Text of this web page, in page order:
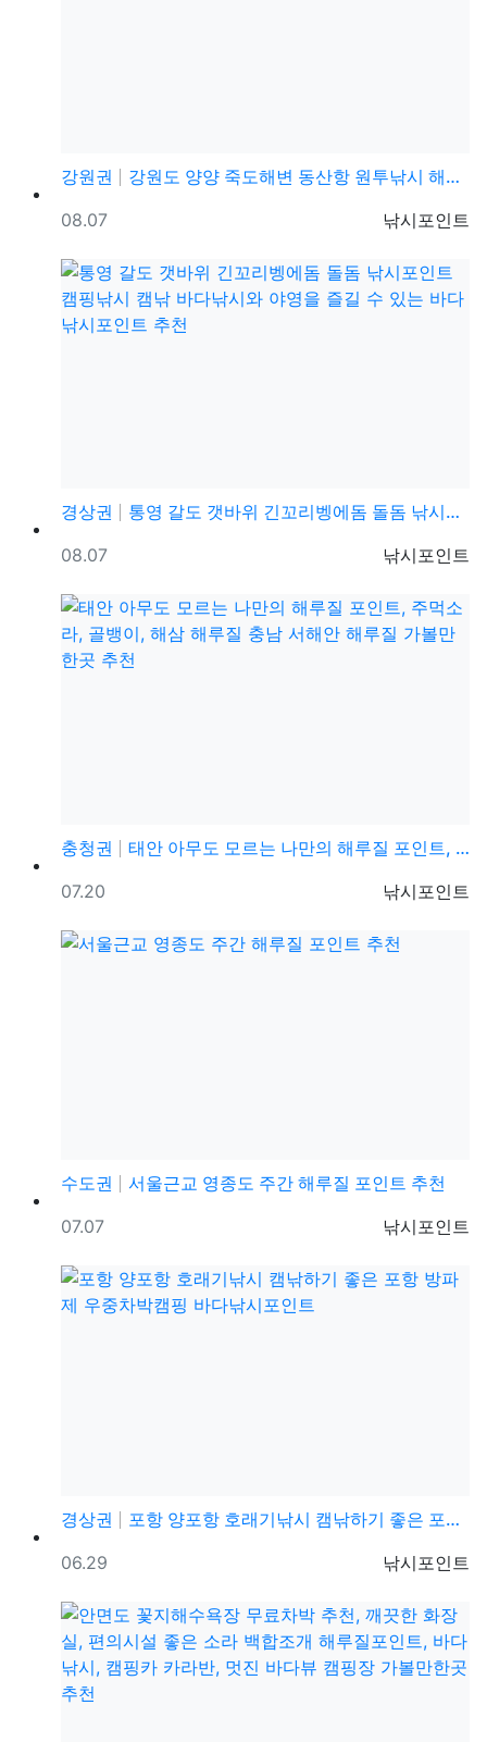
강원권
강원도 양양 죽도해변 동산항 원투낚시 해루질 차박캠핑 …
등록자
낚시포인트
등록일
08.07
경상권
통영 갈도 갯바위 긴꼬리벵에돔 돌돔 낚시포인트 캠핑낚시…
등록자
낚시포인트
등록일
08.07
충청권
태안 아무도 모르는 나만의 해루질 포인트, 주먹소라, …
등록자
낚시포인트
등록일
07.20
수도권
서울근교 영종도 주간 해루질 포인트 추천
등록자
낚시포인트
등록일
07.07
경상권
포항 양포항 호래기낚시 캠낚하기 좋은 포항 방파제 우중…
등록자
낚시포인트
등록일
06.29